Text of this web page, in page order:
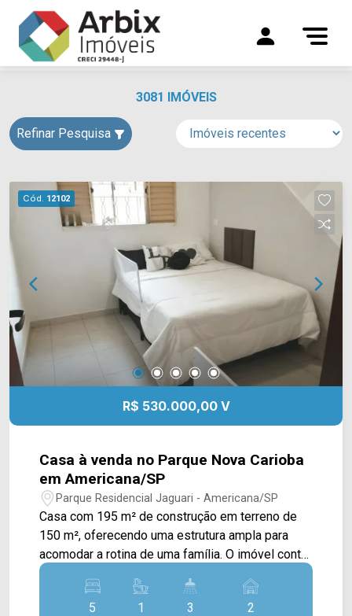
3081 IMÓVEIS
Refinar Pesquisa
Cód. 12102
R$ 530.000,00 V
Casa à venda no Parque Nova Carioba
em Americana/SP
Parque Residencial Jaguari - Americana/SP
Casa com 195 m² de construção em terreno de
150 m², oferecendo uma estrutura ampla para
acomodar a rotina de uma família. O imóvel conta
com ambientes bem distribuídos e espaço
interno que permite diferentes possibilidades de
5 1 3 2